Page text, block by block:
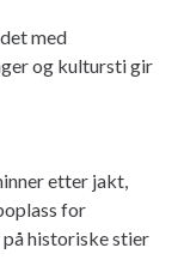
med
og kultursti gir
etter jakt,
for
historiske stier